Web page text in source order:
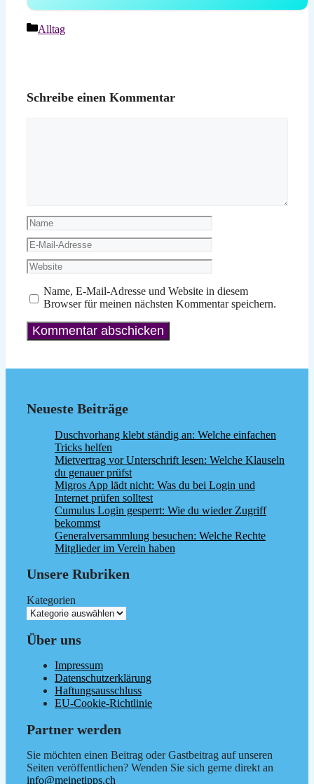
Kategorien
Alltag
Schreibe einen Kommentar
Name
E-
Mail-
Adresse
Website
Name, E-Mail-Adresse und Website in diesem
Browser für meinen nächsten Kommentar speichern.
Neueste Beiträge
Duschvorhang klebt ständig an: Welche einfachen
Tricks helfen
Mietvertrag vor Unterschrift lesen: Welche Klauseln
du genauer prüfst
Migros App lädt nicht: Was du bei Login und
Internet prüfen solltest
Cumulus Login gesperrt: Wie du wieder Zugriff
bekommst
Generalversammlung besuchen: Welche Rechte
Mitglieder im Verein haben
Unsere Rubriken
Kategorien
Über uns
Impressum
Datenschutzerklärung
Haftungsausschluss
EU-Cookie-Richtlinie
Partner werden
Sie möchten einen Beitrag oder Gastbeitrag auf unseren
Seiten veröffentlichen? Wenden Sie sich gerne direkt an
info@meinetipps.ch